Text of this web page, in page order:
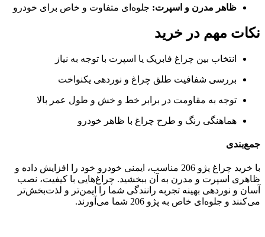
ظاهر مدرن و اسپرت: جلوه‌ای متفاوت و خاص برای خودرو
نکات مهم در خرید
انتخاب بین چراغ فابریک یا اسپرت با توجه به نیاز
بررسی شفافیت طلق چراغ و نوردهی یکنواخت
توجه به مقاومت در برابر خط و خش و طول عمر بالا
هماهنگی رنگ و طرح چراغ با ظاهر خودرو
جمع‌بندی
با خرید چراغ پژو 206 مناسب، ایمنی خودرو خود را افزایش داده و
ظاهری اسپرت و مدرن به آن ببخشید. چراغ‌هایی با کیفیت، نصب
آسان و نوردهی بهینه تجربه رانندگی شما را ایمن‌تر و لذت‌بخش‌تر
می‌کنند و جلوه‌ای خاص به پژو 206 شما می‌آورند.